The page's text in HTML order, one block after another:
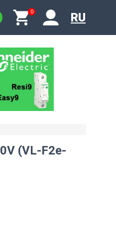
0 RU
(VL-F2e-